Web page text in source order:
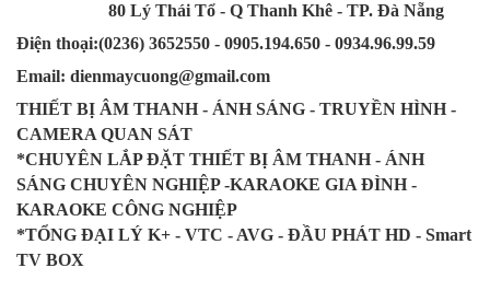
80 Lý Thái Tổ - Q Thanh Khê - TP. Đà Nẵng
Điện thoại:(0236) 3652550 - 0905.194.650 - 0934.96.99.59
Email: dienmaycuong@gmail.com
THIẾT BỊ ÂM THANH - ÁNH SÁNG - TRUYỀN HÌNH -
CAMERA QUAN SÁT
*CHUYÊN LẮP ĐẶT THIẾT BỊ ÂM THANH - ÁNH
SÁNG CHUYÊN NGHIỆP -KARAOKE GIA ĐÌNH -
KARAOKE CÔNG NGHIỆP
*TỔNG ĐẠI LÝ K+ - VTC - AVG - ĐẦU PHÁT HD - Smart
TV BOX